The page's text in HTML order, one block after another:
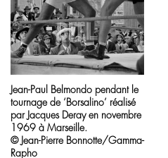
Jean-Paul Belmondo pendant le
tournage de ‘Borsalino’ réalisé
par Jacques Deray en novembre
1969 à Marseille.
© Jean-Pierre Bonnotte/Gamma-
Rapho